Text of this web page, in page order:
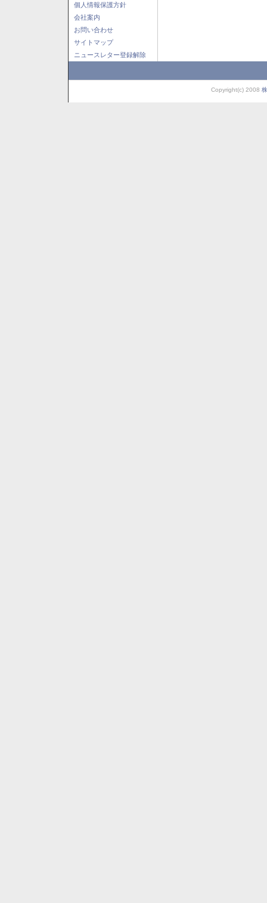
個人情報保護方針
会社案内
お問い合わせ
サイトマップ
ニュースレター登録解除
Copyright(c) 2008